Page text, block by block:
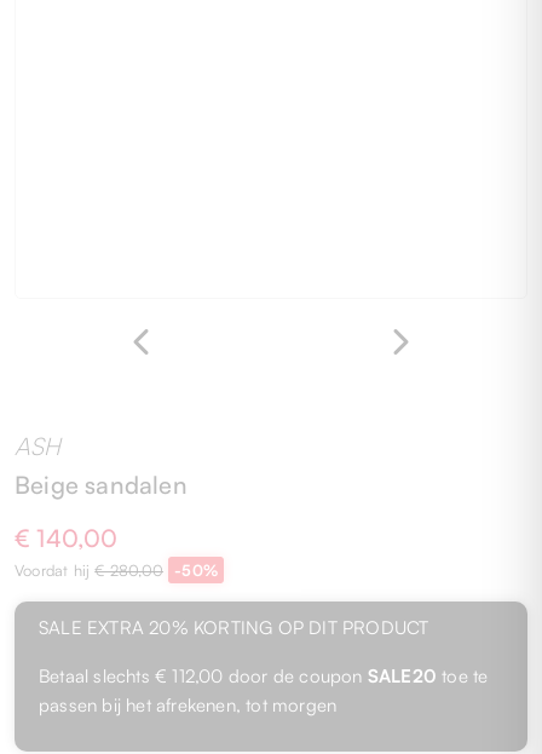
ASH
Beige sandalen
€ 140,00
Voordat hij€ 280,00 -50%
SALE EXTRA 20% KORTING OP DIT PRODUCT
Betaal slechts € 112,00 door de coupon SALE20 toe te
passen bij het afrekenen, tot morgen